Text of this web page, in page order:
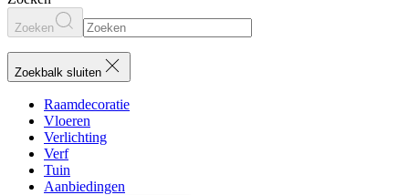
Zoeken
Zoekbalk sluiten
Raamdecoratie
Vloeren
Verlichting
Verf
Tuin
Aanbiedingen